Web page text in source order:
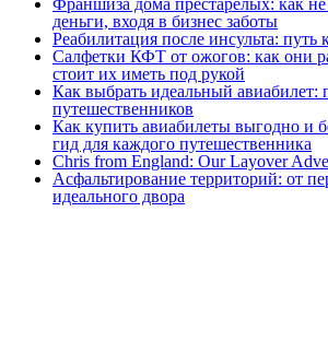
Франшиза дома престарелых: как
деньги, входя в бизнес заботы
Реабилитация после инсульта:
Салфетки КФТ от ожогов: как они
стоит их иметь под рукой
Как выбрать идеальный авиабилет:
путешественников
Как купить авиабилеты выгодно и
гид для каждого путешественника
Chris from England: Our Layover
Асфальтирование территорий: от
идеального двора